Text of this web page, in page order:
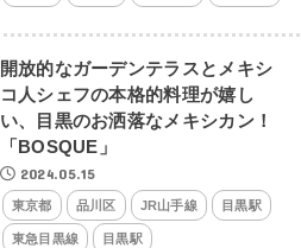
開放的なガーデンテラスとメキシ
コ人シェフの本格的料理が嬉し
い、目黒のお洒落なメキシカン！
「BOSQUE」
2024.05.15
東京都 品川区 JR山手線 目黒駅
東急目黒線 目黒駅